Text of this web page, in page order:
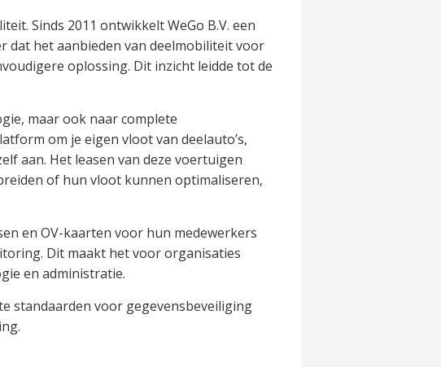
Sinds 2011 ontwikkelt WeGo B.V. een
dat het aanbieden van deelmobiliteit voor
oplossing. Dit inzicht leidde tot de
maar ook naar complete
om je eigen vloot van deelauto’s,
aan. Het leasen van deze voertuigen
of hun vloot kunnen optimaliseren,
en OV-kaarten voor hun medewerkers
Dit maakt het voor organisaties
en administratie.
standaarden voor gegevensbeveiliging